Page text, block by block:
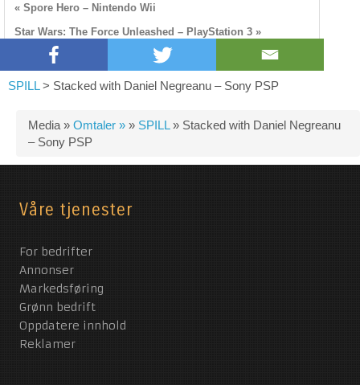
« Spore Hero – Nintendo Wii
Star Wars: The Force Unleashed – PlayStation 3 »
SPILL> Stacked with Daniel Negreanu – Sony PSP
Media » Omtaler » » SPILL » Stacked with Daniel Negreanu
– Sony PSP
Våre tjenester
For bedrifter
Annonser
Markedsføring
Grønn bedrift
Oppdatere innhold
Reklamer